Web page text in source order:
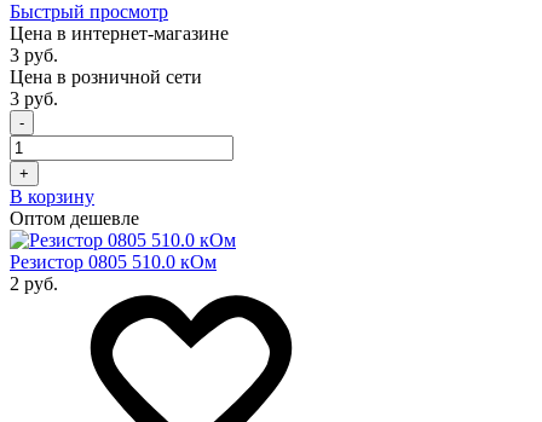
Быстрый просмотр
Цена в интернет-магазине
3 руб.
Цена в розничной сети
3 руб.
-
+
В корзину
Оптом дешевле
Резистор 0805 510.0 кОм
2 руб.